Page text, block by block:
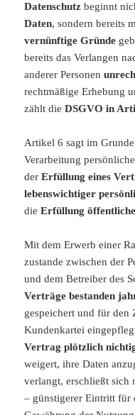
Datenschutzbeginnt
Daten, sondern bereits
vernünftige Gründe
bereits das Verlangen
anderer Personen
rechtmäßige Erhebung
zählt dieDSGVO in
Artikel 6 sagt im Grunde
Verarbeitung
derErfüllung eines
lebenswichtiger
dieErfüllung
Mit dem Erwerb einer
zustande zwischen der
und dem Betreiber des
Verträge bestanden
gespeichert und für den
Kundenkartei
Vertrag plötzlich
weigert, ihre Daten
verlangt, erschließt
– günstigerer Eintritt für